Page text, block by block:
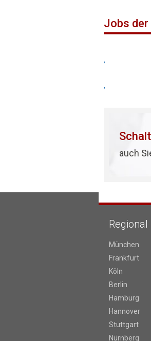
Jobs der
,
,
auch
Regional
München
Frankfurt
Köln
Berlin
Hamburg
Hannover
Stuttgart
Nürnberg